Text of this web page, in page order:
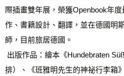
際插畫雙年展，榮獲Openbook年
作、書籍設計、翻譯，並在德國明
師，目前旅居德國。
排）、《班雅明先生的神祕行李箱